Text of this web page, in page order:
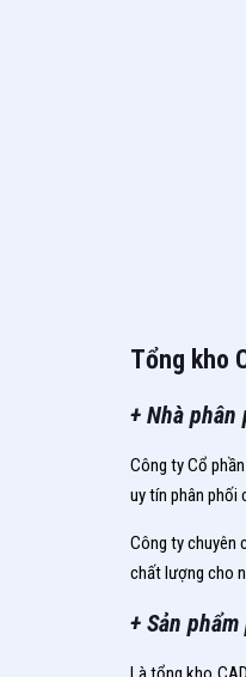
Tổng kho
+ Nhà
Công ty Cổ
uy tín phân phối
Công ty chuyên
chất lượng cho
+ Sản